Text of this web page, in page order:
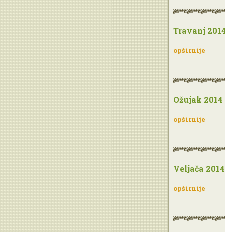
Travanj
opširnije
Ožujak 2014
opširnije
Veljača 2014
opširnije